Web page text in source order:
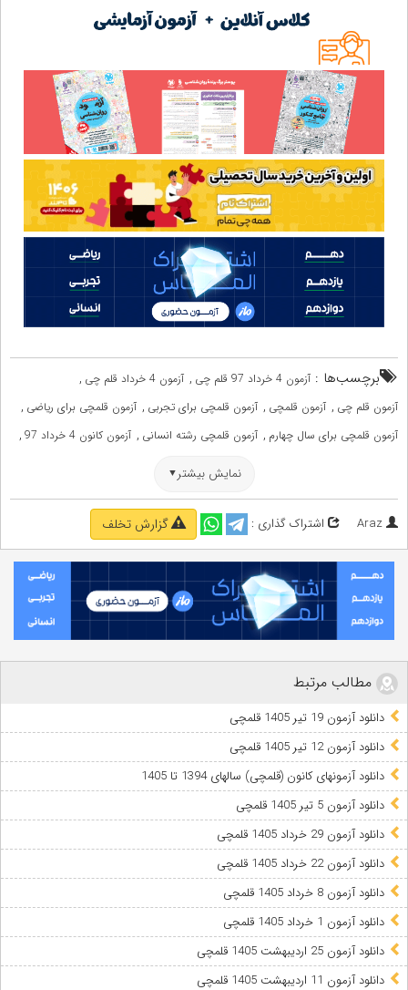
برچسب‌ها : آزمون 4 خرداد 97 قلم چی , آزمون 4 خرداد قلم چی ,
آزمون قلم چی , آزمون قلمچی , آزمون قلمچی برای تجربی , آزمون قلمچی برای ریاضی ,
آزمون قلمچی برای سال چهارم , آزمون قلمچی رشته انسانی , آزمون کانون 4 خرداد 97 ,
پاسخ تشریحی آزمون قلم چی , دانلود آزمون 4 خرداد 97 قلمچی ,
دانلود آزمون 4 خرداد 97 کانون فرهنگی آموزش , دانلود آزمون قلمچی,
دانلود پاسخ تشریحی 4 خرداد 97 کانون فرهنگی آموزش
دانلود رایگان آزمون 4 خرداد 97 قلمچی ,
دانلود رایگان آزمون 4 خرداد 97 کانون فرهنگی آموزش
دانلود سوالات 4 خرداد 97 کانون فرهنگی آموزش ,
دانلود سوالات آزمون 4 خرداد 97 قلمچی
دریافت آزمون 4 خرداد 97 قلمچی سال چهارم رشته ریاضی و تجربی
دریافت کارنامه 4 خرداد 97 کانون فرهنگی آموزش
قلم چی , قلمچی قلمچی 4 خرداد 97 , کانون, کانون فرهنگی آموزش
نمایش بیشتر
Araz اشتراک گذاری : گزارش تخلف
مطالب مرتبط
دانلود آزمون 19 تیر 1405 قلمچی
دانلود آزمون 12 تیر 1405 قلمچی
دانلود آزمونهای کانون (قلمچی) سالهای 1394 تا 1405
دانلود آزمون 5 تیر 1405 قلمچی
دانلود آزمون 29 خرداد 1405 قلمچی
دانلود آزمون 22 خرداد 1405 قلمچی
دانلود آزمون 8 خرداد 1405 قلمچی
دانلود آزمون 1 خرداد 1405 قلمچی
دانلود آزمون 25 اردیبهشت 1405 قلمچی
دانلود آزمون 11 اردیبهشت 1405 قلمچی